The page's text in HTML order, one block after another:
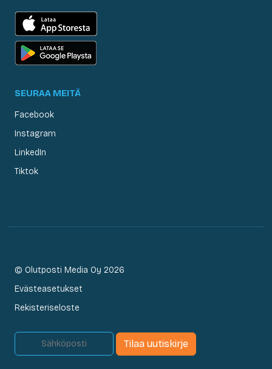
SEURAA MEITÄ
Facebook
Instagram
LinkedIn
Tiktok
© Olutposti Media Oy 2026
Evästeasetukset
Rekisteriseloste
Tilaa uutiskirje